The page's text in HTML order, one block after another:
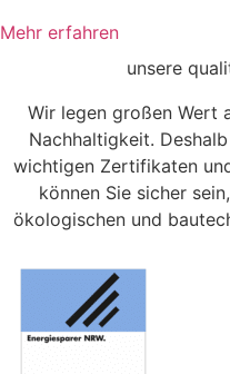
Mehr erfahren
unsere
Wir legen großen Wert
Nachhaltigkeit.
wichtigen Zertifikaten
können Sie sicher
ökologischen und